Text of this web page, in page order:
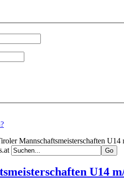
Mannschaftsmeisterschaften U14
U14